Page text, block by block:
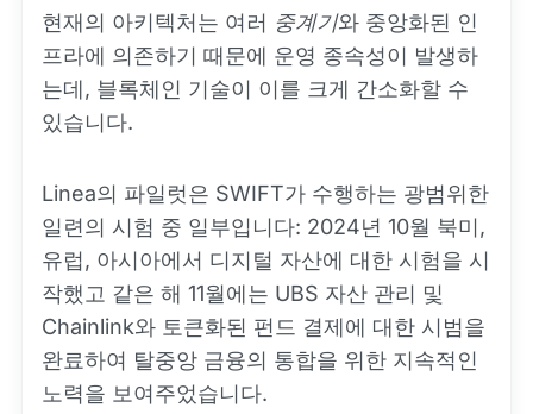
현재의 아키텍처는 여러 중계기와 중앙화된 인
프라에 의존하기 때문에 운영 종속성이 발생하
는데, 블록체인 기술이 이를 크게 간소화할 수
있습니다.
Linea의 파일럿은 SWIFT가 수행하는 광범위한
일련의 시험 중 일부입니다: 2024년 10월 북미,
유럽, 아시아에서 디지털 자산에 대한 시험을 시
작했고 같은 해 11월에는 UBS 자산 관리 및
Chainlink와 토큰화된 펀드 결제에 대한 시범을
완료하여 탈중앙 금융의 통합을 위한 지속적인
노력을 보여주었습니다.